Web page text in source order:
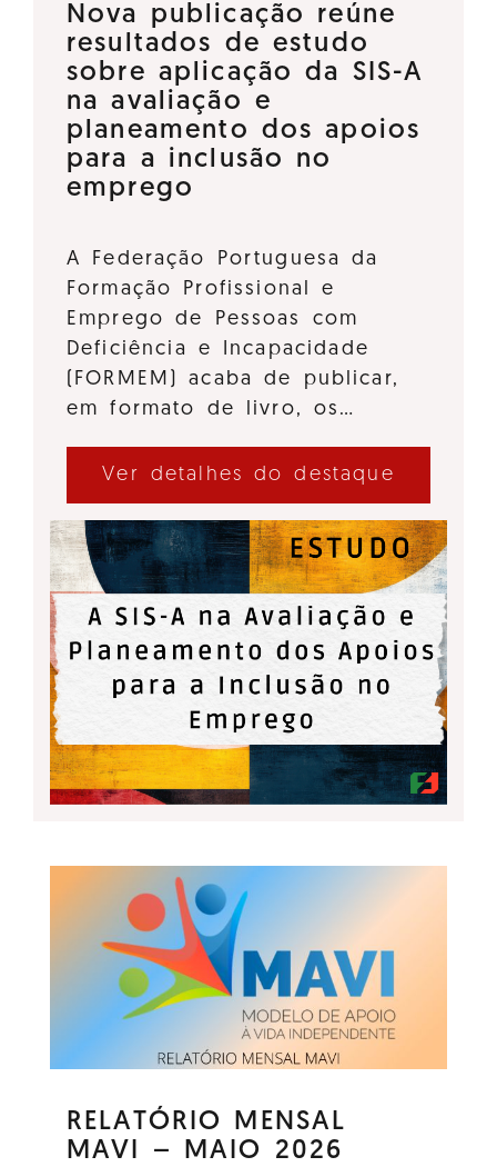
Nova publicação reúne
resultados de estudo
sobre aplicação da SIS-A
na avaliação e
planeamento dos apoios
para a inclusão no
emprego
A Federação Portuguesa da
Formação Profissional e
Emprego de Pessoas com
Deficiência e Incapacidade
(FORMEM) acaba de publicar,
em formato de livro, os…
Ver detalhes do destaque
RELATÓRIO MENSAL
MAVI – MAIO 2026